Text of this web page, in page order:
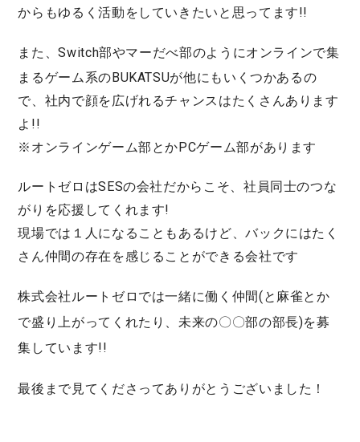
からもゆるく活動をしていきたいと思ってます!!
また、Switch部やマーだべ部のようにオンラインで集
まるゲーム系のBUKATSUが他にもいくつかあるの
で、社内で顔を広げれるチャンスはたくさんあります
よ!!
※オンラインゲーム部とかPCゲーム部があります
ルートゼロはSESの会社だからこそ、社員同士のつな
がりを応援してくれます!
現場では１人になることもあるけど、バックにはたく
さん仲間の存在を感じることができる会社です
株式会社ルートゼロでは一緒に働く仲間(と麻雀とか
で盛り上がってくれたり、未来の〇〇部の部長)を募
集しています!!
最後まで見てくださってありがとうございました！